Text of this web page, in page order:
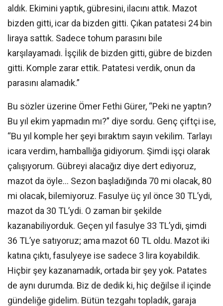
aldık. Ekimini yaptık, gübresini, ilacını attık. Mazot
bizden gitti, icar da bizden gitti. Çıkan patatesi 24 bin
liraya sattık. Sadece tohum parasını bile
karşılayamadı. İşçilik de bizden gitti, gübre de bizden
gitti. Komple zarar ettik. Patatesi verdik, onun da
parasını alamadık.”
Bu sözler üzerine Ömer Fethi Gürer, “Peki ne yaptın?
Bu yıl ekim yapmadın mı?” diye sordu. Genç çiftçi ise,
“Bu yıl komple her şeyi bıraktım sayın vekilim. Tarlayı
icara verdim, hamballığa gidiyorum. Şimdi işçi olarak
çalışıyorum. Gübreyi alacağız diye dert ediyoruz,
mazot da öyle… Sezon başladığında 70 mi olacak, 80
mi olacak, bilemiyoruz. Fasulye üç yıl önce 30 TL’ydi,
mazot da 30 TL’ydi. O zaman bir şekilde
kazanabiliyorduk. Geçen yıl fasulye 33 TL’ydi, şimdi
36 TL’ye satıyoruz; ama mazot 60 TL oldu. Mazot iki
katına çıktı, fasulyeye ise sadece 3 lira koyabildik.
Hiçbir şey kazanamadık, ortada bir şey yok. Patates
de aynı durumda. Biz de dedik ki, hiç değilse il içinde
gündeliğe gidelim. Bütün tezgahı topladık, garaja